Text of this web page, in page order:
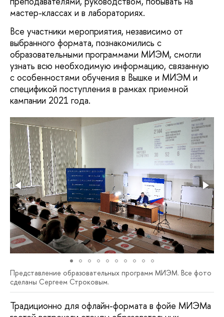
мастер-классах и в лабораториях.
Все участники мероприятия, независимо от
выбранного формата, познакомились с
образовательными программами МИЭМ, смогли
узнать всю необходимую информацию, связанную
с особенностями обучения в Вышке и МИЭМ и
спецификой поступления в рамках приемной
кампании 2021 года.
Представление образовательных программ МИЭМ. Все фото
сделаны Сергеем Строковым.
Традиционно для офлайн-формата в фойе МИЭМа